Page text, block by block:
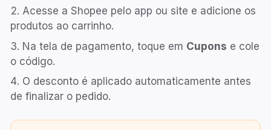
Acesse a Shopee pelo app ou site e adicione os
produtos ao carrinho.
Na tela de pagamento, toque em Cupons e cole
o código.
O desconto é aplicado automaticamente antes
de finalizar o pedido.